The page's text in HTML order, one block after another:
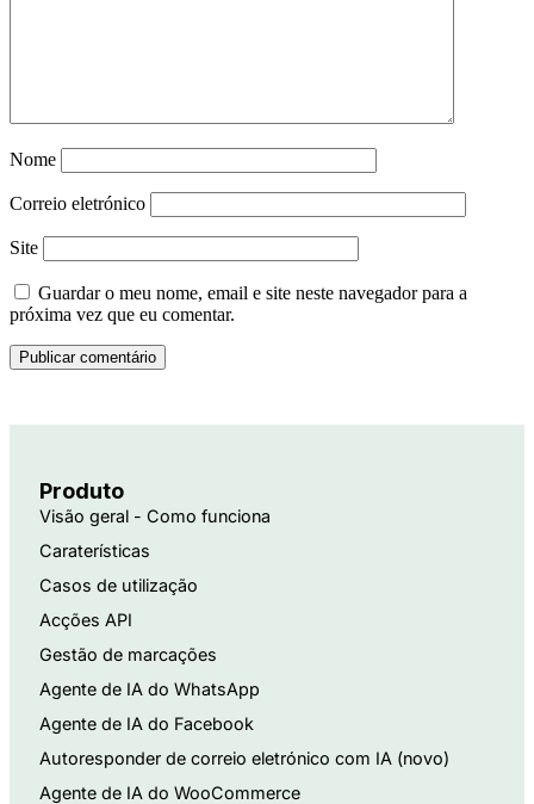
Nome
Correio eletrónico
Site
Guardar o meu nome, email e site neste navegador para a
próxima vez que eu comentar.
Produto
Visão geral - Como funciona
Caraterísticas
Casos de utilização
Acções API
Gestão de marcações
Agente de IA do WhatsApp
Agente de IA do Facebook
Autoresponder de correio eletrónico com IA (novo)
Agente de IA do WooCommerce